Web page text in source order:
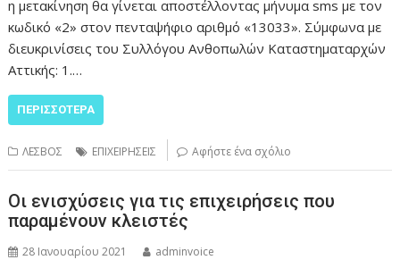
η μετακίνηση θα γίνεται αποστέλλοντας μήνυμα sms με τον
κωδικό «2» στον πενταψήφιο αριθμό «13033». Σύμφωνα με
διευκρινίσεις του Συλλόγου Ανθοπωλών Καταστηματαρχών
Αττικής: 1.…
ΠΕΡΙΣΣΌΤΕΡΑ
ΛΕΣΒΟΣ ΕΠΙΧΕΙΡΗΣΕΙΣ Αφήστε ένα σχόλιο
Οι ενισχύσεις για τις επιχειρήσεις που
παραμένουν κλειστές
28 Ιανουαρίου 2021 adminvoice